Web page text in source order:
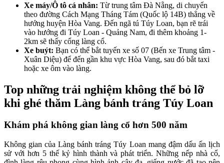
Xe máy/Ô tô cá nhân: Từ trung tâm Đà Nẵng, di chuyển
theo đường Cách Mạng Tháng Tám (Quốc lộ 14B) thẳng về
hướng huyện Hòa Vang. Đến ngã tú Túy Loan, bạn rẽ trái
vào hướng đi Túy Loan - Quảng Nam, đi thêm khoảng 1-
2km sẽ thấy cổng làng cổ.
Xe buýt: Bạn có thể bắt tuyến xe số 07 (Bến xe Trung tâm -
Xuân Diệu) để đến gần khu vực Hòa Vang, sau đó bắt taxi
hoặc xe ôm vào làng.
Top những trải nghiệm không thể bỏ lỡ
khi ghé thăm Làng bánh tráng Túy Loan
Khám phá không gian làng cổ hơn 500 năm
Không gian của Làng bánh tráng Túy Loan mang đậm dấu ấn lịch
sử với hơn 5 thế kỷ hình thành và phát triển. Những nếp nhà cổ,